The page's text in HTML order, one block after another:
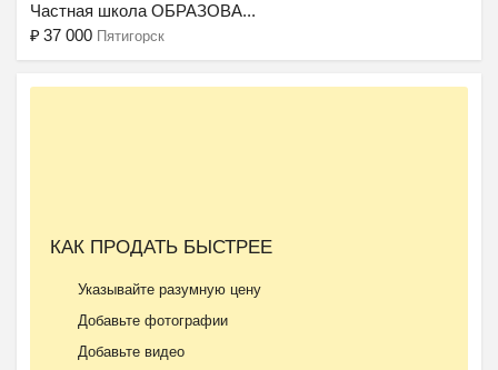
Частная школа ОБРАЗОВА...
₽ 37 000 Пятигорск
КАК ПРОДАТЬ БЫСТРЕЕ
Указывайте разумную цену
Добавьте фотографии
Добавьте видео